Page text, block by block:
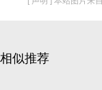
相似推荐